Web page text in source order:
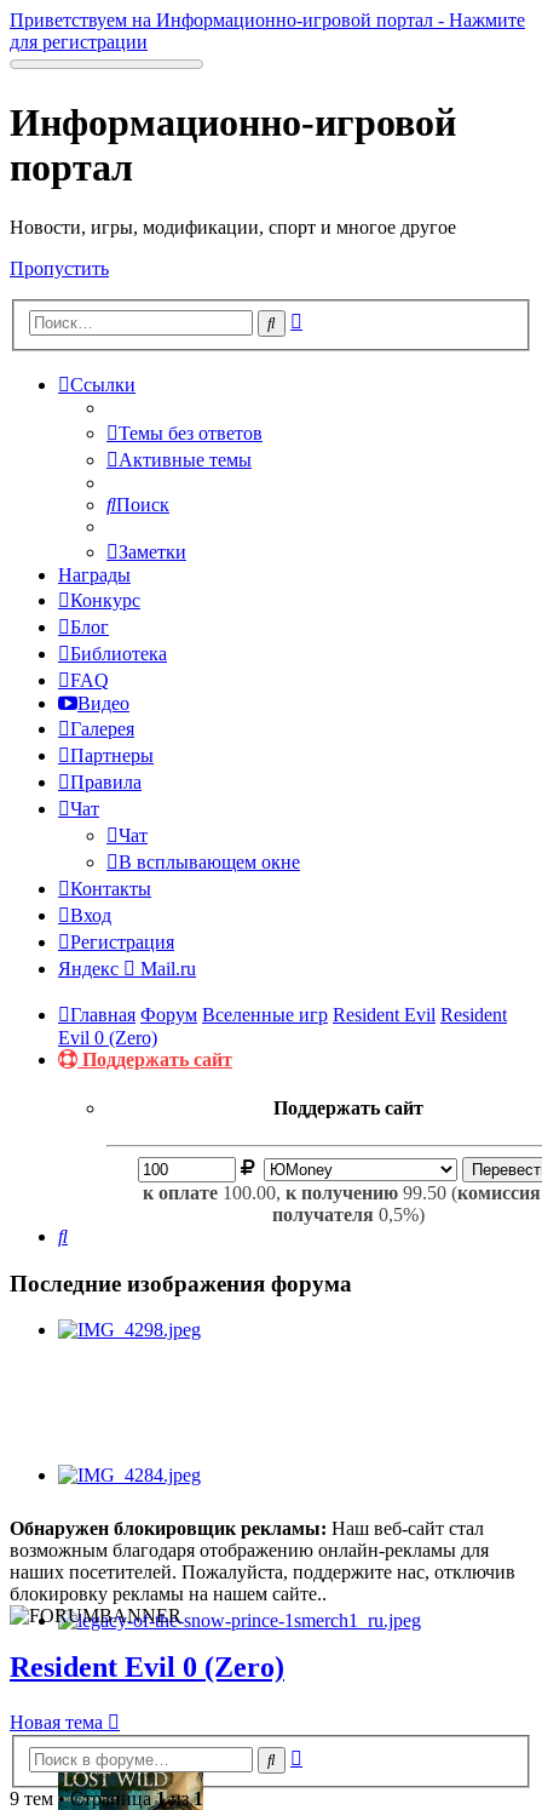
Приветствуем на Информационно-игровой портал - Нажмите
для регистрации
Информационно-игровой
портал
Новости, игры, модификации, спорт и многое другое
Пропустить
Поиск
Ссылки
Темы без ответов
Активные темы
Поиск
Заметки
Награды
Конкурс
Блог
Библиотека
FAQ
Видео
Галерея
Партнеры
Правила
Чат
Чат
В всплывающем окне
Контакты
Вход
Регистрация
Яндекс
Mail.ru
Главная Форум Вселенные игр Resident Evil Resident
Evil 0 (Zero)
Поддержать сайт
Поддержать сайт
к оплате 100.00, к получению 99.50 (
получателя 0,5%)
Поиск
Последние изображения форума
Обнаружен блокировщик рекламы: Наш веб-сайт стал
возможным благодаря отображению онлайн-рекламы для
наших посетителей. Пожалуйста, поддержите нас, отключив
блокировку рекламы на нашем сайте..
Resident Evil 0 (Zero)
Новая тема
Поиск
9 тем • Страница1из1